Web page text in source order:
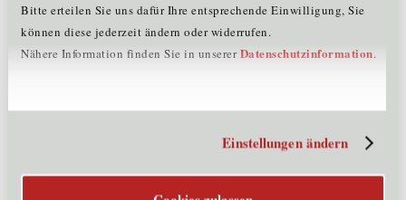
Bitte erteilen Sie uns dafür Ihre entsprechende Einwilligung, Sie
können diese jederzeit ändern oder widerrufen.
Nähere Information finden Sie in unsererDatenschutzinformation.
Einstellungen ändern
Mitarbeiter:
21 - 50
Rechtsform:
Gesellschaft mit beschränkter Haftung
Firmenbuchnummer:
172007b
Straße:
Eduard-Bodem-Gasse 3